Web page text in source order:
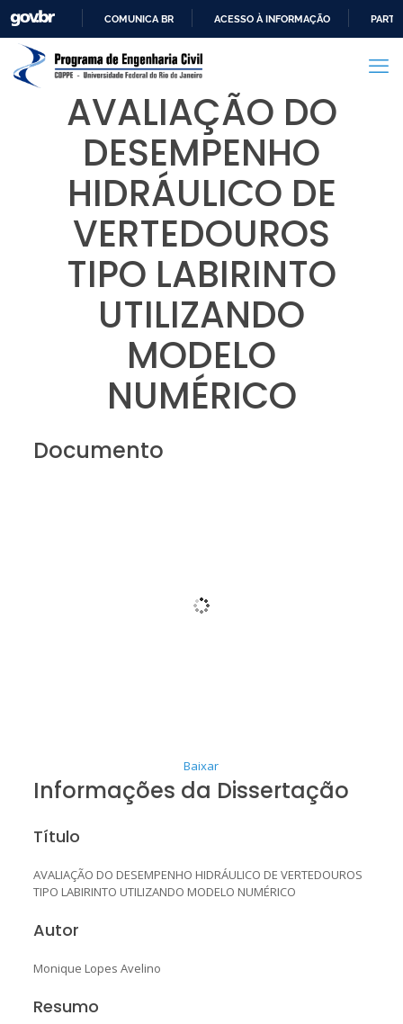
PARA
CONTEÚDO
COMUNICA BR ACESSO À INFORMAÇÃO
AVALIAÇÃO DO
DESEMPENHO
HIDRÁULICO DE
VERTEDOUROS
TIPO LABIRINTO
UTILIZANDO
MODELO
NUMÉRICO
Documento
Baixar
Informações da Dissertação
Título
AVALIAÇÃO DO DESEMPENHO HIDRÁULICO DE VERTEDOUROS
TIPO LABIRINTO UTILIZANDO MODELO NUMÉRICO
Autor
Monique Lopes Avelino
Resumo